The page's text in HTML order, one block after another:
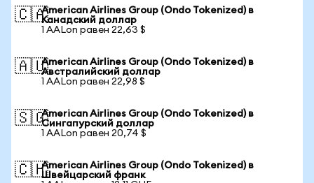
🇨🇦American Airlines Group (Ondo Tokenized) в
Канадский доллар
1 AALon равен 22,63 $
🇦🇺American Airlines Group (Ondo Tokenized) в
Австралийский доллар
1 AALon равен 22,98 $
🇸🇬American Airlines Group (Ondo Tokenized) в
Сингапурский доллар
1 AALon равен 20,74 $
🇨🇭American Airlines Group (Ondo Tokenized) в
Швейцарский франк